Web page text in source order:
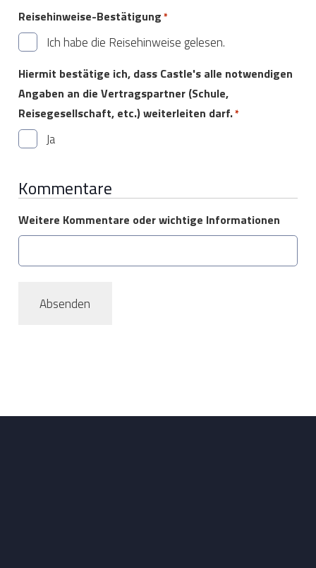
Reisehinweise-Bestätigung *
Ich habe die Reisehinweise gelesen.
Hiermit bestätige ich, dass Castle's alle notwendigen
Angaben an die Vertragspartner (Schule,
Reisegesellschaft, etc.) weiterleiten darf.*
Ja
Kommentare
Weitere Kommentare oder wichtige Informationen